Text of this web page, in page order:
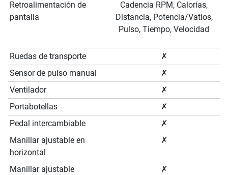
Retroalimentación de
pantalla
Cadencia RPM, Calorías,
Distancia, Potencia/Vatios,
Pulso, Tiempo, Velocidad
Ruedas de transporte
✗
Sensor de pulso manual
✗
Ventilador
✗
Portabotellas
✗
Pedal intercambiable
✗
Manillar ajustable en
horizontal
✗
Manillar ajustable
✗